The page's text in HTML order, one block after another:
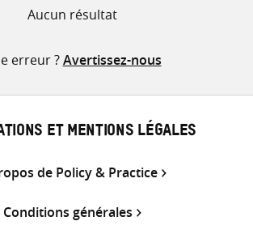
Aucun résultat
erreur ?Avertissez-nous
ET MENTIONS LÉGALES
de Policy & Practice
Conditions générales